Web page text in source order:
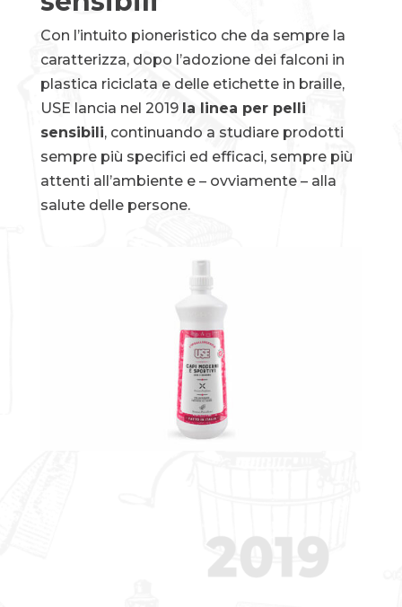
Con l’intuito pioneristico che da sempre la
caratterizza, dopo l’adozione dei falconi in
plastica riciclata e delle etichette in braille,
USE lancia nel 2019 la linea per pelli
sensibili, continuando a studiare prodotti
sempre più specifici ed efficaci, sempre più
attenti all’ambiente e – ovviamente – alla
salute delle persone.